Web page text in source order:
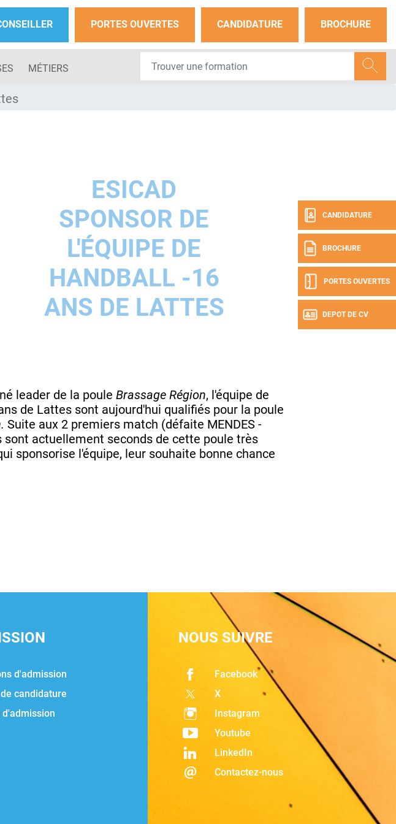
PORTES OUVERTES CANDIDATURE BROCHURE
MÉTIERS
CANDIDATURE
BROCHURE
PORTES OUVERTES
DEPOT DE CV
ESICAD
SPONSOR DE
L'ÉQUIPE DE
HANDBALL -16
ANS DE LATTES
leader de la poule Brassage Région, l'équipe de
de Lattes sont aujourd'hui qualifiés pour la poule
Suite aux 2 premiers match (défaite MENDES -
sont actuellement seconds de cette poule très
sponsorise l'équipe, leur souhaite bonne chance
d'admission
candidature
d'admission
NOUS SUIVRE
Facebook
X
Instagram
Youtube
LinkedIn
Contactez-nous